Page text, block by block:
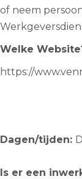
of neem
Welke
https://
Dagen/tijden:
Is er een